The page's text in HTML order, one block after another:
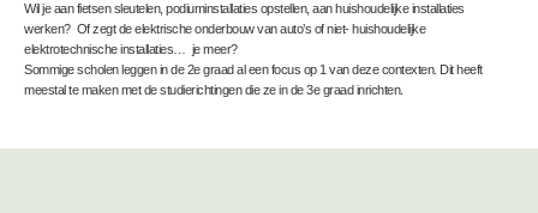
Wil je aan fietsen sleutelen, podiuminstallaties opstellen, aan huishoudelijke installaties
werken? Of zegt de elektrische onderbouw van auto’s of niet- huishoudelijke
elektrotechnische installaties… je meer?
Sommige scholen leggen in de 2egraad al een focus op 1 van deze contexten. Dit heeft
meestal te maken met de studierichtingen die ze in de 3egraad inrichten.